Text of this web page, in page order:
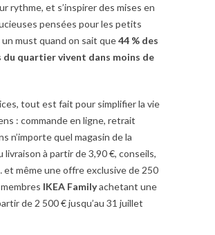
rythme, et s’inspirer des mises en
pensées pour les petits
un must quand on sait que44 % des
quartier vivent dans moins de
tout est fait pour simplifier la vie
: commande en ligne, retrait
n’importe quel magasin de la
livraison à partir de 3,90 €, conseils,
et même une offre exclusive de 250
IKEA Familyachetant une
de 2 500 € jusqu’au 31 juillet